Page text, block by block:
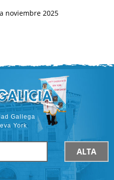
noviembre 2025
Gallega
York